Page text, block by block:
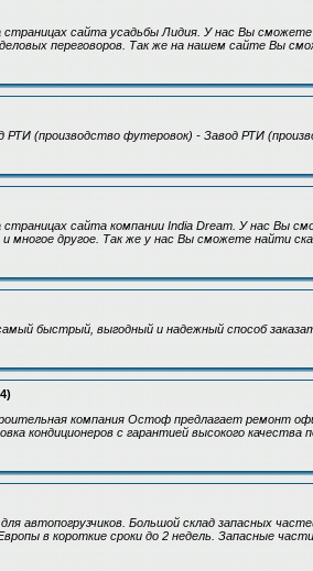
сайта усадьбы Лидия. У нас Вы
переговоров. Так же на нашем сайте Вы
РТИ (производство футеровок) - Завод РТИ
сайта компании India Dream. У нас Вы
многое другое. Так же у нас Вы сможете найти
быстрый, выгодный и надежный способ
компания Остоф предлагает ремонт
кондиционеров с гарантией высокого качества
автопогрузчиков. Большой склад запасных
в короткие сроки до 2 недель. Запасные